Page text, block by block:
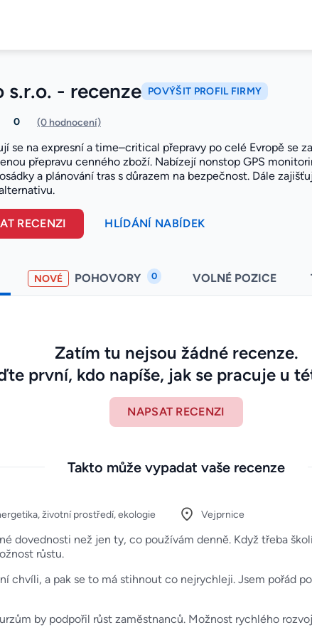
s.r.o. - recenze POVÝŠIT PROFIL FIRMY
0 (0 hodnocení)
se na expresní a time–critical přepravy po celé Evropě se
přepravu cenného zboží. Nabízejí nonstop GPS
a plánování tras s důrazem na bezpečnost. Dále
RECENZI HLÍDÁNÍ NABÍDEK
NOVÉ POHOVORY 0 VOLNÉ POZICE
Zatím tu nejsou žádné recenze.
první, kdo napíše, jak se pracuje u
NAPSAT RECENZI
Takto může vypadat vaše recenze
životní prostředí, ekologie Vejprnice
dovednosti než jen ty, co používám denně. Když třeba
růstu.
chvíli, a pak se to má stihnout co nejrychleji. Jsem pořád
by podpořil růst zaměstnanců. Možnost rychlého